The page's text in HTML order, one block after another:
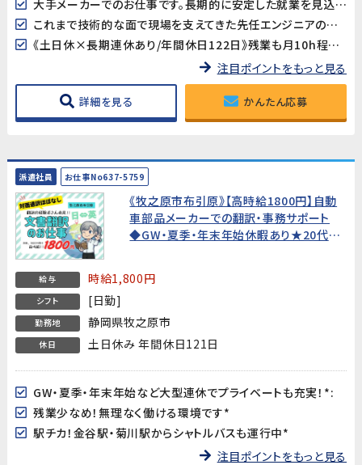
大手メーカーでのお仕事です。長期的に安定した就業を見込んでいますので新しい挑戦やスキルアップも目指せます!
これまで技術的な面で現場を支えてきた先任エンジニアの後任として活躍していただける方を募集します!
《土日休×長期連休あり/年間休日122日》残業も月10h程度でワークライフバランスも取り易い♪
注目ポイントをもっと見る
詳細を見る かんたん応募
派遣社員 お仕事No637-5759
《牧之原市布引原》【高時給1800円】自動
車部品メーカーでの翻訳・事務サポート
◆GW・夏季・年末年始休暇あり★20代～
給与 時給1,800円
シフト [日勤]
勤務地 静岡県牧之原市
休日 土日休み 年間休日121日
GW・夏季・年末年始など大型連休でプライベートも充実！*:
残業少なめ！無理なく働ける環境です*
駅チカ！金谷駅・菊川駅からシャトルバスも運行中*
注目ポイントをもっと見る